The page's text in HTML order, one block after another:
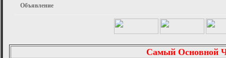
Объявление
Самый Основной